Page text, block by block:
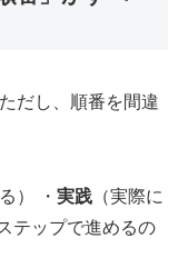
だし、順番を間違
） ・実践 （実際に
テップで進めるの